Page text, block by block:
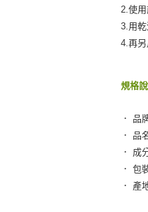
2.使
3.用
4.再
規格
． 品
． 品
． 成
． 包
． 產